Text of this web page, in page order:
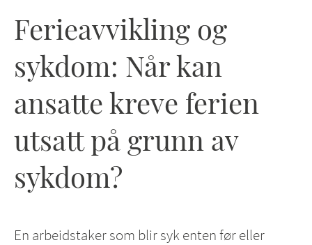
Ferieavvikling og
sykdom: Når kan
ansatte kreve ferien
utsatt på grunn av
sykdom?
En arbeidstaker som blir syk enten før eller